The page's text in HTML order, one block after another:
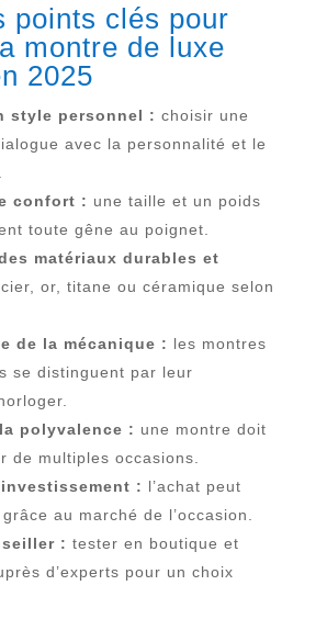
points clés pour
montre de luxe
2025
style personnel : choisir une
avec la personnalité et le
confort : une taille et un poids
toute gêne au poignet.
matériaux durables et
or, titane ou céramique selon
de la mécanique : les montres
se distinguent par leur
polyvalence : une montre doit
de multiples occasions.
: l’achat peut
au marché de l’occasion.
: tester en boutique et
d’experts pour un choix